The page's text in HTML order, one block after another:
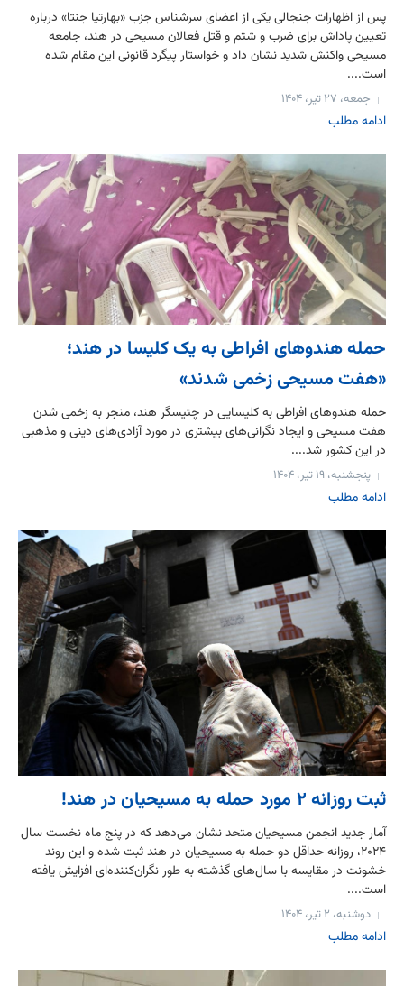
پس از اظهارات جنجالی یکی از اعضای سرشناس جزب «بهارتیا جنتا» درباره
تعیین پاداش برای ضرب و شتم و قتل فعالان مسیحی در هند، جامعه
مسیحی واکنش شدید نشان داد و خواستار پیگرد قانونی این مقام شده
است....
جمعه، ۲۷ تیر، ۱۴۰۴
ادامه مطلب
حمله هندوهای افراطی به یک کلیسا در هند؛
«هفت مسیحی زخمی شدند»
حمله هندوهای افراطی به کلیسایی در چتیسگر هند، منجر به زخمی شدن
هفت مسیحی و ایجاد نگرانی‌های بیشتری در مورد آزادی‌های دینی و مذهبی
در این کشور شد....
پنجشنبه، ۱۹ تیر، ۱۴۰۴
ادامه مطلب
ثبت روزانه ۲ مورد حمله به مسیحیان در هند!
آمار جدید انجمن مسیحیان متحد نشان می‌دهد که در پنج ماه نخست سال
۲۰۲۴، روزانه حداقل دو حمله به مسیحیان در هند ثبت شده و این روند
خشونت در مقایسه با سال‌های گذشته به طور نگران‌کننده‌ای افزایش یافته
است....
دوشنبه، ۲ تیر، ۱۴۰۴
ادامه مطلب